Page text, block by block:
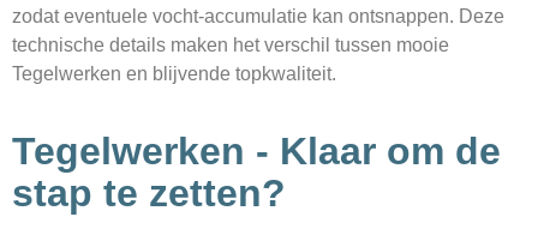
zodat eventuele vocht-accumulatie kan ontsnappen. Deze
technische details maken het verschil tussen mooie
Tegelwerken en blijvende topkwaliteit.
Tegelwerken - Klaar om de
stap te zetten?